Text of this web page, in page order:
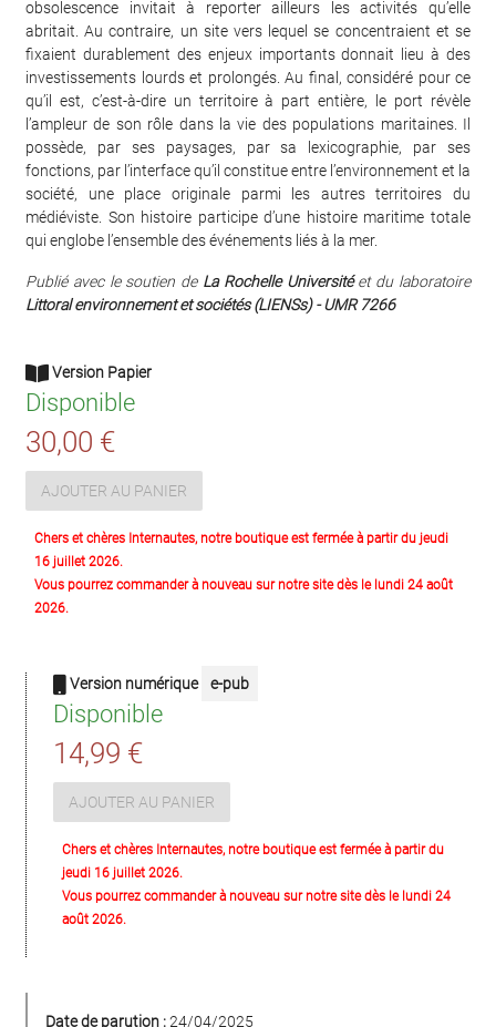
obsolescence invitait à reporter ailleurs les activités qu’elle
abritait. Au contraire, un site vers lequel se concentraient et se
fixaient durablement des enjeux importants donnait lieu à des
investissements lourds et prolongés. Au final, considéré pour ce
qu’il est, c’est-à-dire un territoire à part entière, le port révèle
l’ampleur de son rôle dans la vie des populations maritaines. Il
possède, par ses paysages, par sa lexicographie, par ses
fonctions, par l’interface qu’il constitue entre l’environnement et la
société, une place originale parmi les autres territoires du
médiéviste. Son histoire participe d’une histoire maritime totale
qui englobe l’ensemble des événements liés à la mer.
Publié avec le soutien de La Rochelle Universitéet du laboratoire
Littoral environnement et sociétés (LIENSs) - UMR 7266
Version Papier
Disponible
30,00 €
AJOUTER AU PANIER
Chers et chères Internautes, notre boutique est fermée à partir du jeudi
16 juillet 2026.
Vous pourrez commander à nouveau sur notre site dès le lundi 24 août
2026.
Version numérique e-pub
Disponible
14,99 €
AJOUTER AU PANIER
Chers et chères Internautes, notre boutique est fermée à partir du
jeudi 16 juillet 2026.
Vous pourrez commander à nouveau sur notre site dès le lundi 24
août 2026.
Date de parution :24/04/2025